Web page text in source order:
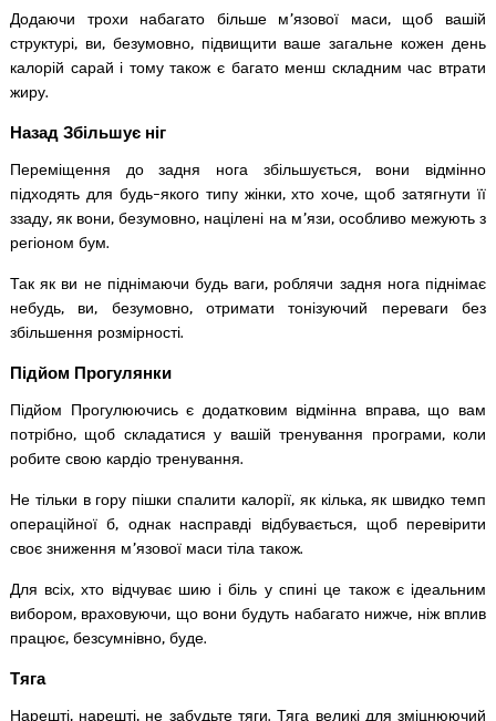
Додаючи трохи набагато більше м’язової маси, щоб вашій
структурі, ви, безумовно, підвищити ваше загальне кожен день
калорій сарай і тому також є багато менш складним час втрати
жиру.
Назад Збільшує ніг
Переміщення до задня нога збільшується, вони відмінно
підходять для будь-якого типу жінки, хто хоче, щоб затягнути її
ззаду, як вони, безумовно, націлені на м’язи, особливо межують з
регіоном бум.
Так як ви не піднімаючи будь ваги, роблячи задня нога піднімає
небудь, ви, безумовно, отримати тонізуючий переваги без
збільшення розмірності.
Підйом Прогулянки
Підйом Прогулюючись є додатковим відмінна вправа, що вам
потрібно, щоб складатися у вашій тренування програми, коли
робите свою кардіо тренування.
Не тільки в гору пішки спалити калорії, як кілька, як швидко темп
операційної б, однак насправді відбувається, щоб перевірити
своє зниження м’язової маси тіла також.
Для всіх, хто відчуває шию і біль у спині це також є ідеальним
вибором, враховуючи, що вони будуть набагато нижче, ніж вплив
працює, безсумнівно, буде.
Тяга
Нарешті, нарешті, не забудьте тяги. Тяга великі для зміцнюючий